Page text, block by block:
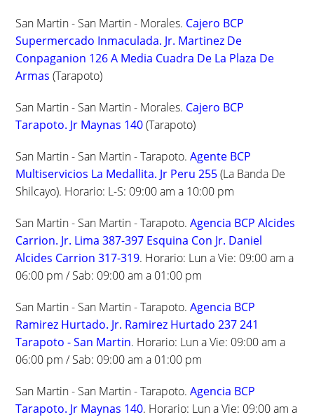
San Martin - San Martin - Morales. Cajero BCP
Supermercado Inmaculada. Jr. Martinez De
Conpaganion 126 A Media Cuadra De La Plaza De
Armas (Tarapoto)
San Martin - San Martin - Morales. Cajero BCP
Tarapoto. Jr Maynas 140(Tarapoto)
San Martin - San Martin - Tarapoto.Agente BCP
Multiservicios La Medallita. Jr Peru 255(La Banda De
Shilcayo). Horario: L-S: 09:00 am a 10:00 pm
San Martin - San Martin - Tarapoto.Agencia BCP Alcides
Carrion. Jr. Lima 387-397 Esquina Con Jr. Daniel
Alcides Carrion 317-319. Horario: Lun a Vie: 09:00 am a
06:00 pm / Sab: 09:00 am a 01:00 pm
San Martin - San Martin - Tarapoto.Agencia BCP
Ramirez Hurtado. Jr. Ramirez Hurtado 237 241
Tarapoto - San Martin. Horario: Lun a Vie: 09:00 am a
06:00 pm / Sab: 09:00 am a 01:00 pm
San Martin - San Martin - Tarapoto.Agencia BCP
Tarapoto. Jr Maynas 140. Horario: Lun a Vie: 09:00 am a